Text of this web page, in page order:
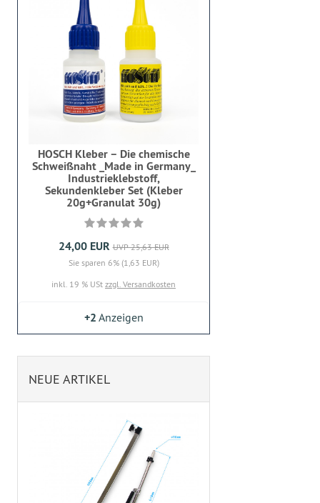
HOSCH Kleber – Die chemische
Schweißnaht _Made in Germany_
Industrieklebstoff,
Sekundenkleber Set (Kleber
20g+Granulat 30g)
24,00 EUR UVP 25,63 EUR
Sie sparen 6% (1,63 EUR)
inkl. 19 % USt zzgl. Versandkosten
+2 Anzeigen
NEUE ARTIKEL